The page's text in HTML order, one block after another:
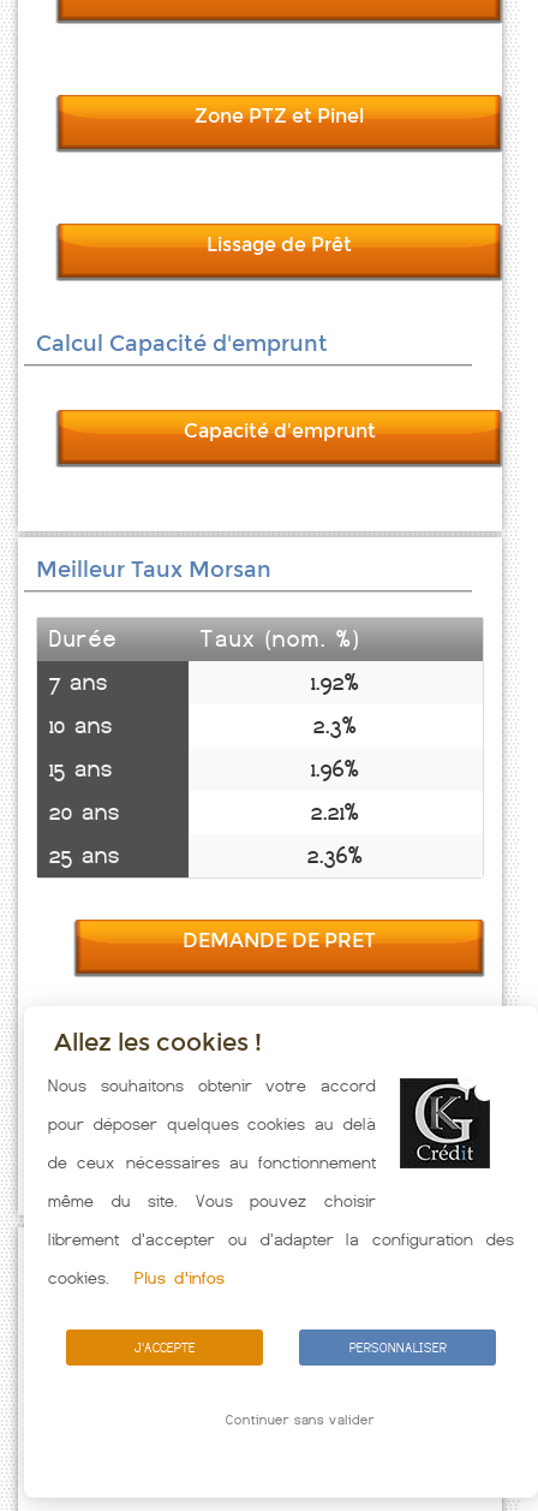
Zone PTZ et Pinel
Lissage de Prêt
Calcul Capacité d'emprunt
Capacité d'emprunt
Meilleur Taux Morsan
Durée
Taux (nom. %)
7 ans
1.92%
10 ans
2.3%
15 ans
1.96%
20 ans
2.21%
25 ans
2.36%
DEMANDE DE PRET
Taux emprunt actualisés (Morsan) toutes les semaines. Taux
Immobilier pratiqués par nos partenaires bancaires. Meilleur Taux
hors assurance. Taux crédit immobilier indicatif fonction des
caractéristiques de l'emprunteur.
Allez les cookies !
Nous souhaitons obtenir votre accord
pour déposer quelques cookies au delà
de ceux nécessaires au fonctionnement
même du site. Vous pouvez choisir
librement d'accepter ou d'adapter la configuration des
cookies.
Plus d'infos
J'ACCEPTE PERSONNALISER
Continuer sans valider